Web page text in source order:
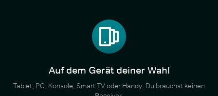
Auf dem Gerät deiner Wahl
Tablet, PC, Konsole, Smart TV oder Handy. Du brauchst keinen